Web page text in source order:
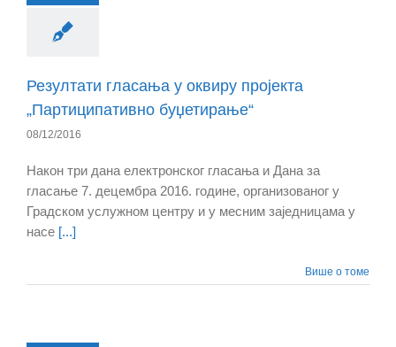
Резултати гласања у оквиру пројекта
„Партиципативно буџетирање“
08/12/2016
Након три дана електронског гласања и Дана за
гласање 7. децембра 2016. године, организованог у
Градском услужном центру и у месним заједницама у
насе [...]
Више о томе